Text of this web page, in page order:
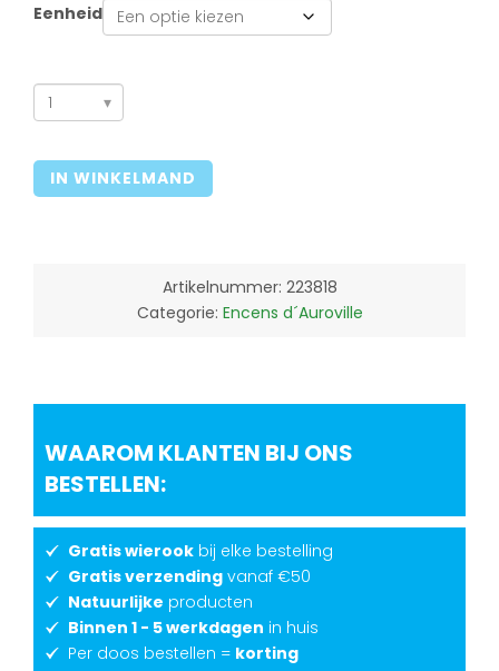
Eenheid
Lilac
d
´Auroville
IN WINKELMAND
Artikelnummer: 223818
Categorie: Encens d´Auroville
WAAROM KLANTEN BIJ ONS
BESTELLEN:
Gratis wierook bij elke bestelling
Gratis verzending vanaf €50
Natuurlijke producten
Binnen 1 - 5 werkdagen in huis
Per doos bestellen = korting